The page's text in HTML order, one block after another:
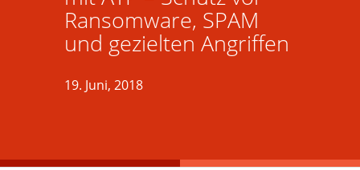
Ransomware, SPAM
und gezielten Angriffen
19. Juni, 2018